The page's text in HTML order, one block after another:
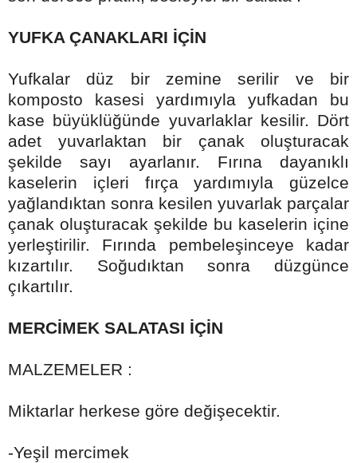
YUFKA ÇANAKLARI İÇİN
Yufkalar düz bir zemine serilir ve bir
komposto kasesi yardımıyla yufkadan bu
kase büyüklüğünde yuvarlaklar kesilir. Dört
adet yuvarlaktan bir çanak oluşturacak
şekilde sayı ayarlanır. Fırına dayanıklı
kaselerin içleri fırça yardımıyla güzelce
yağlandıktan sonra kesilen yuvarlak parçalar
çanak oluşturacak şekilde bu kaselerin içine
yerleştirilir. Fırında pembeleşinceye kadar
kızartılır. Soğudıktan sonra düzgünce
çıkartılır.
MERCİMEK SALATASI İÇİN
MALZEMELER :
Miktarlar herkese göre değişecektir.
-Yeşil mercimek